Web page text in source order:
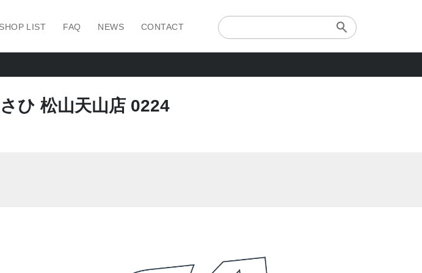
SHOP LIST FAQ NEWS CONTACT
ひ 松山天山店 0224